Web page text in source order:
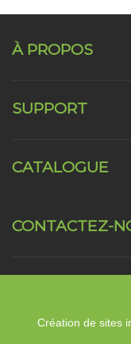
À PROPOS
CONTACTEZ-
SUPPORT
CATALOGUE
Création de sites